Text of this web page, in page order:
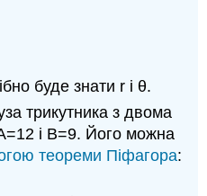
буде знати r і θ.
трикутника з двома
і B=9. Його можна
теореми Піфагора: